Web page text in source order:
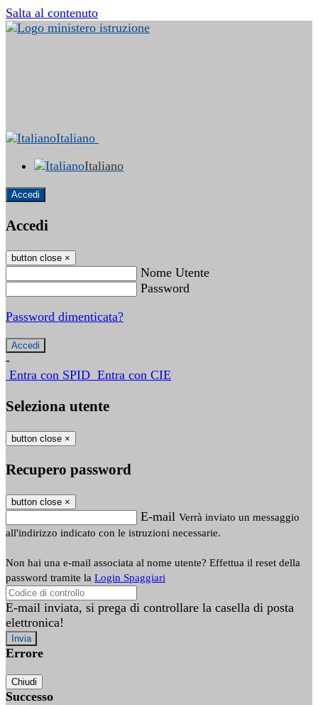
Salta al contenuto
Italiano
Italiano
Accedi
Accedi
button close ×
Nome Utente
Password
Password dimenticata?
-
Entra con SPID Entra con CIE
Seleziona utente
button close ×
Recupero password
button close ×
E-mail Verrà inviato un messaggio
all'indirizzo indicato con le istruzioni necessarie.
Non hai una e-mail associata al nome utente? Effettua il reset della
password tramite la Login Spaggiari
E-mail inviata, si prega di controllare la casella di posta
elettronica!
Errore
Chiudi
Successo